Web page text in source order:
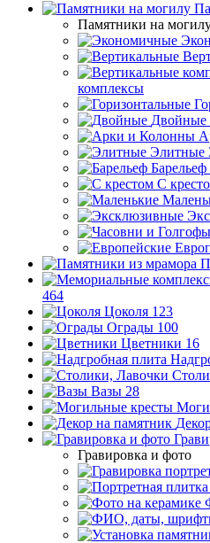
Памятники на
комплексы
Двойные
Элитные
Барельеф
С
464
Цоколя 123
Ограды 100
Цветники 16
Вазы 28
Гравировка и фото